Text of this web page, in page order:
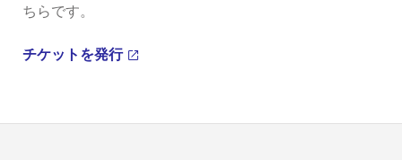
ちらです。
チケットを発行